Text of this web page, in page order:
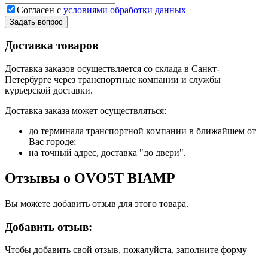
Согласен с условиями обработки данных
Задать вопрос
Доставка товаров
Доставка заказов осуществляется со склада в Санкт-
Петербурге через транспортные компании и службы
курьерской доставки.
Доставка заказа может осуществляться:
до терминала транспортной компании в ближайшем от
Вас городе;
на точный адрес, доставка "до двери".
Отзывы о OVO5T BIAMP
Вы можете добавить отзыв для этого товара.
Добавить отзыв:
Чтобы добавить свой отзыв, пожалуйста, заполните форму